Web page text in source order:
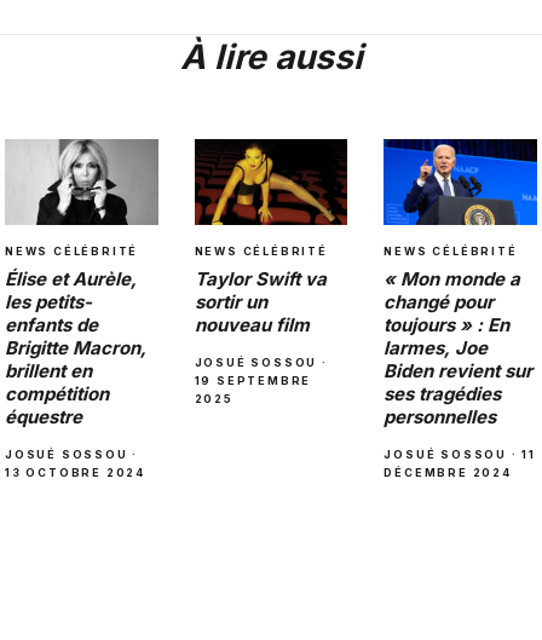
À lire aussi
NEWS CÉLÉBRITÉ
Élise et Aurèle,
les petits-
enfants de
Brigitte Macron,
brillent en
compétition
équestre
JOSUÉ SOSSOU ·
13 OCTOBRE 2024
NEWS CÉLÉBRITÉ
Taylor Swift va
sortir un
nouveau film
JOSUÉ SOSSOU ·
19 SEPTEMBRE
2025
NEWS CÉLÉBRITÉ
« Mon monde a
changé pour
toujours » : En
larmes, Joe
Biden revient sur
ses tragédies
personnelles
JOSUÉ SOSSOU · 11
DÉCEMBRE 2024